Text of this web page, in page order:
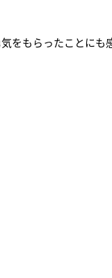
をもらったことにも